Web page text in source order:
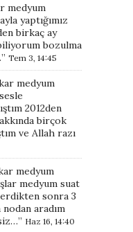
medyum
yaptığımız
birkaç ay
bozulma
” Tem 3, 14:45
medyum
2012den
birçok
ve Allah razı
medyum
medyum suat
sonra 3
aradım
” Haz 16, 14:40